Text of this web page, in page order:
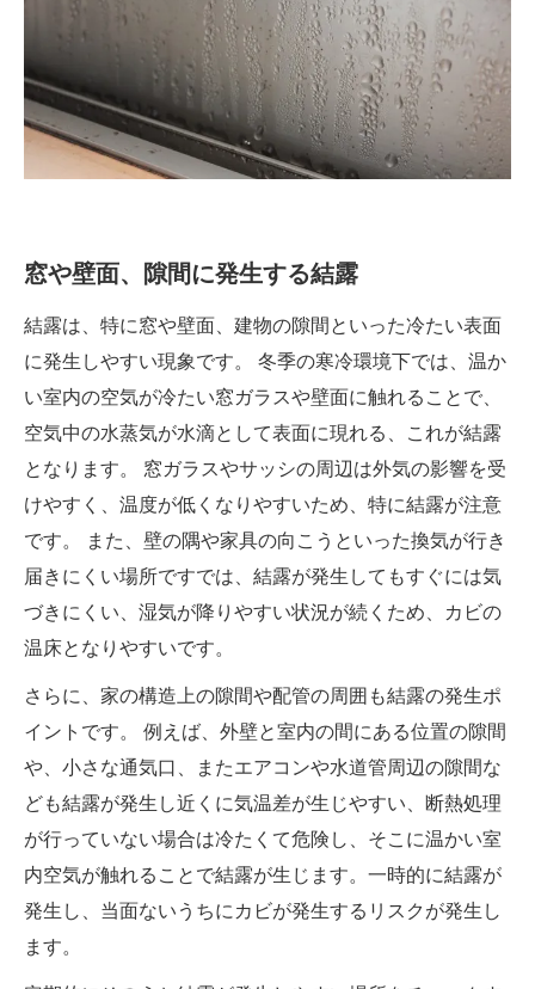
窓や壁面、隙間に発生する結露
結露は、特に窓や壁面、建物の隙間といった冷たい表面
に発生しやすい現象です。 冬季の寒冷環境下では、温か
い室内の空気が冷たい窓ガラスや壁面に触れることで、
空気中の水蒸気が水滴として表面に現れる、これが結露
となります。 窓ガラスやサッシの周辺は外気の影響を受
けやすく、温度が低くなりやすいため、特に結露が注意
です。 また、壁の隅や家具の向こうといった換気が行き
届きにくい場所ですでは、結露が発生してもすぐには気
づきにくい、湿気が降りやすい状況が続くため、カビの
温床となりやすいです。
さらに、家の構造上の隙間や配管の周囲も結露の発生ポ
イントです。 例えば、外壁と室内の間にある位置の隙間
や、小さな通気口、またエアコンや水道管周辺の隙間な
ども結露が発生し近くに気温差が生じやすい、断熱処理
が行っていない場合は冷たくて危険し、そこに温かい室
内空気が触れることで結露が生じます。一時的に結露が
発生し、当面ないうちにカビが発生するリスクが発生し
ます。